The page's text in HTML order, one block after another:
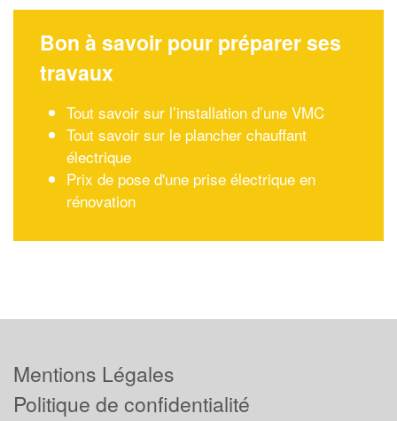
Bon à savoir pour préparer ses
travaux
Tout savoir sur l’installation d’une VMC
Tout savoir sur le plancher chauffant
électrique
Prix de pose d'une prise électrique en
rénovation
Mentions Légales
Politique de confidentialité